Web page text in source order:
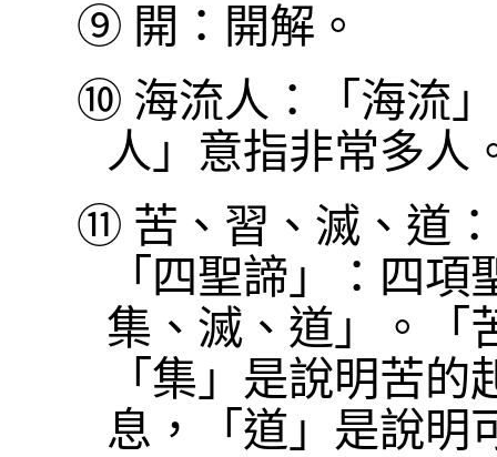
⑨ 開：開解。
⑩ 海流人：「海流
人」意指非常多人
⑪ 苦、習、滅、道
「四聖諦」：四
集、滅、道」。「
「集」是說明苦
息，「道」是說明